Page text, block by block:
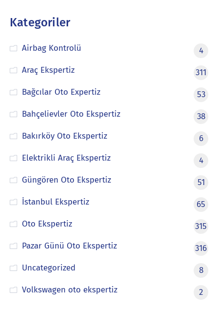
Kategoriler
Airbag Kontrolü
4
Araç Ekspertiz
311
Bağcılar Oto Expertiz
53
Bahçelievler Oto Ekspertiz
38
Bakırköy Oto Ekspertiz
6
Elektrikli Araç Ekspertiz
4
Güngören Oto Ekspertiz
51
İstanbul Ekspertiz
65
Oto Ekspertiz
315
Pazar Günü Oto Ekspertiz
316
Uncategorized
8
Volkswagen oto ekspertiz
2